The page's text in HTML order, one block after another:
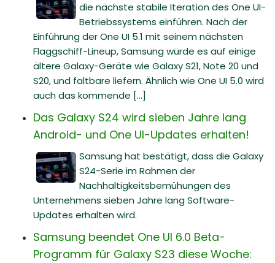
die nächste stabile Iteration des One UI-
Betriebssystems einführen. Nach der
Einführung der One UI 5.1 mit seinem nächsten
Flaggschiff-Lineup, Samsung würde es auf einige
ältere Galaxy-Geräte wie Galaxy S21, Note 20 und
S20, und faltbare liefern. Ähnlich wie One UI 5.0 wird
auch das kommende [...]
Das Galaxy S24 wird sieben Jahre lang
Android- und One UI-Updates erhalten!
Samsung hat bestätigt, dass die Galaxy
S24-Serie im Rahmen der
Nachhaltigkeitsbemühungen des
Unternehmens sieben Jahre lang Software-
Updates erhalten wird.
Samsung beendet One UI 6.0 Beta-
Programm für Galaxy S23 diese Woche: